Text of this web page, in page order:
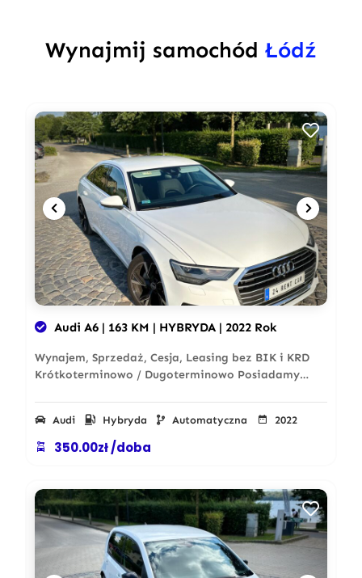
Wynajmij samochód Łódź
Audi A6 | 163 KM | HYBRYDA | 2022 Rok
Wynajem, Sprzedaż, Cesja, Leasing bez BIK i KRD
Krótkoterminowo / Dugoterminowo Posiadamy…
Audi Hybryda Automatyczna 2022
350.00zł /doba